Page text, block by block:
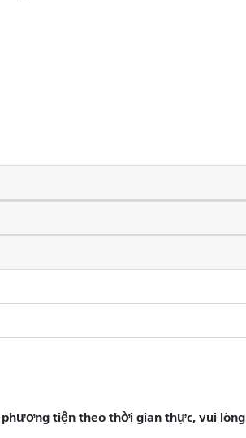
tiện theo thời gian thực, vui lòng